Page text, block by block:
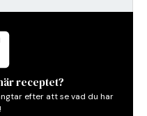
receptet?
efter att se vad du har